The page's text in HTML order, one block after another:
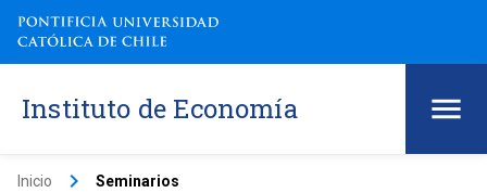
Instituto de Economía
Inicio keyboard_arrow_right Seminarios